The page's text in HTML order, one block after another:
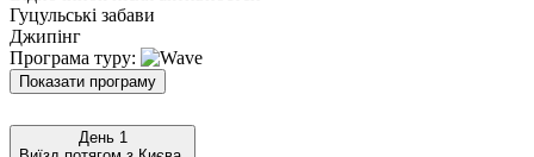
Гуцульські забави
Джипінг
Програма туру:
Показати програму
День 1